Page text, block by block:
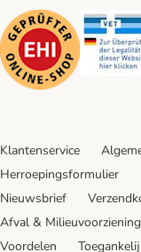
Security
Klantenservice
Herroepingsformulier
Nieuwsbrief
Afval &
Voordelen